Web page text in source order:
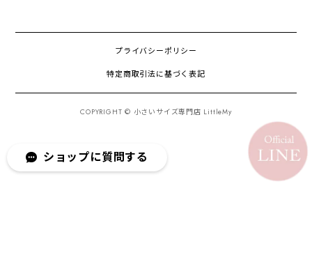
プライバシーポリシー
特定商取引法に基づく表記
COPYRIGHT © 小さいサイズ専門店 LittleMy
ショップに質問する